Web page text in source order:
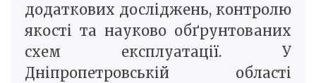
додаткових досліджень, контролю
якості та науково обґрунтованих
схем експлуатації. У
Дніпропетровській області